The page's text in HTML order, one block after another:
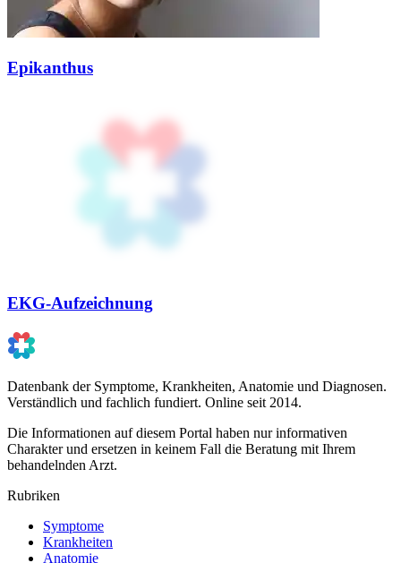
Epikanthus
EKG-Aufzeichnung
Datenbank der Symptome, Krankheiten, Anatomie und Diagnosen.
Verständlich und fachlich fundiert. Online seit 2014.
Die Informationen auf diesem Portal haben nur informativen
Charakter und ersetzen in keinem Fall die Beratung mit Ihrem
behandelnden Arzt.
Rubriken
Symptome
Krankheiten
Anatomie